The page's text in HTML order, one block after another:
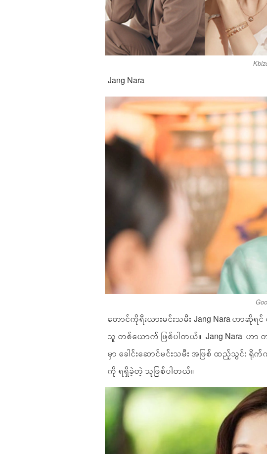
Jang Nara
တောင်ကိုရီးယားမင်းသမီး Jang Nara ဟာဆို
သူ တစ်ယောက် ဖြစ်ပါတယ်။ Jang Nara
မှာ ခေါင်းဆောင်မင်းသမီး အဖြစ် ထည့်သွင်
ကို ရရှိခဲ့တဲ့ သူဖြစ်ပါတယ်။